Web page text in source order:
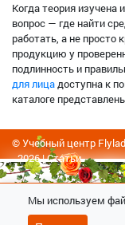
Когда теория изучена
вопрос — где найти
работать, а не просто
продукцию у
подлинность и
для лицадоступна к
каталоге
© Учебный центр
- 2026 |Статьи
Мы используем